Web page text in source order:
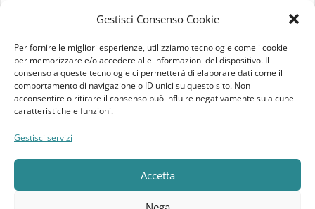
Gestisci Consenso Cookie
Per fornire le migliori esperienze, utilizziamo tecnologie come i cookie
per memorizzare e/o accedere alle informazioni del dispositivo. Il
consenso a queste tecnologie ci permetterà di elaborare dati come il
comportamento di navigazione o ID unici su questo sito. Non
acconsentire o ritirare il consenso può influire negativamente su alcune
caratteristiche e funzioni.
Gestisci servizi
Accetta
Pagine Dedicate
Raffrescatori Evaporativi Industriali
Ordini